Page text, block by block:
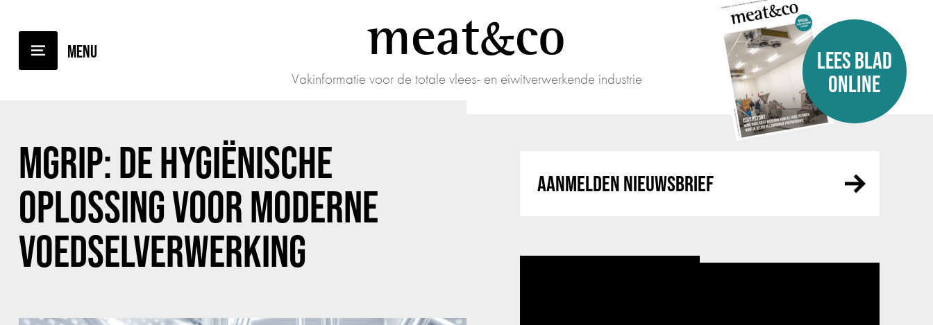
meatco
Vakinformatie voor de totale vlees- en eiwitverwerkende industrie
LEES BLAD
ONLINE
MGRIP: DE HYGIËNISCHE
OPLOSSING VOOR MODERNE
VOEDSELVERWERKING
AANMELDEN NIEUWSBRIEF